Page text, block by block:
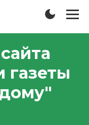
газеты